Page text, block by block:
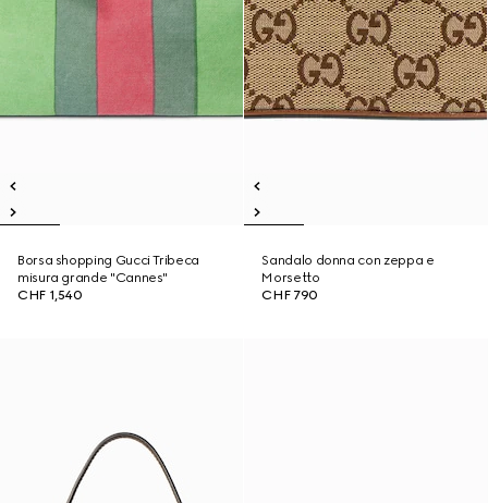
Borsa shopping Gucci Tribeca
misura grande "Cannes"
CHF 1,540
Sandalo donna con zeppa e
Morsetto
CHF 790